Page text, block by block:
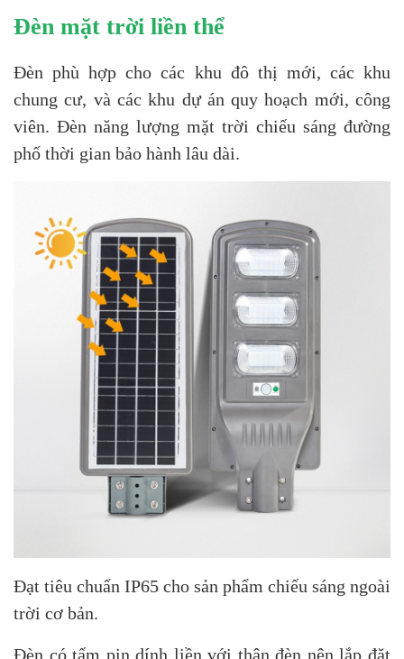
Đèn mặt trời liền thể
Đèn phù hợp cho các khu đô thị mới, các khu
chung cư, và các khu dự án quy hoạch mới, công
viên. Đèn năng lượng mặt trời chiếu sáng đường
phố thời gian bảo hành lâu dài.
Đạt tiêu chuẩn IP65 cho sản phẩm chiếu sáng ngoài
trời cơ bản.
Đèn có tấm pin dính liền với thân đèn nên lắp đặt